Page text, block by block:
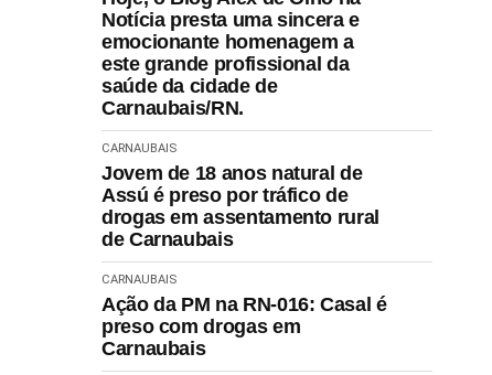
Notícia presta uma sincera e
emocionante homenagem a
este grande profissional da
saúde da cidade de
Carnaubais/RN.
CARNAUBAIS
Jovem de 18 anos natural de
Assú é preso por tráfico de
drogas em assentamento rural
de Carnaubais
CARNAUBAIS
Ação da PM na RN-016: Casal é
preso com drogas em
Carnaubais